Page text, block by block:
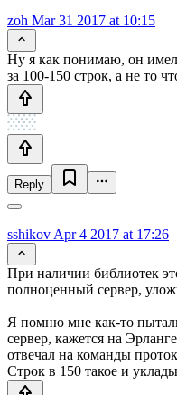
zoh Mar 31 2017 at 10:15
Ну я как понимаю, он
за 100-150 строк, а не то
Reply
sshikov Apr 4 2017 at 17:26
При наличии библиотек
полноценный сервер,
Я помню мне как-то
сервер, кажется на
отвечал на команды
Строк в 150 такое и